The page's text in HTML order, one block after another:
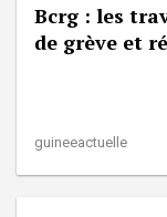
Bcrg : les
de grève et
guineeactuelle